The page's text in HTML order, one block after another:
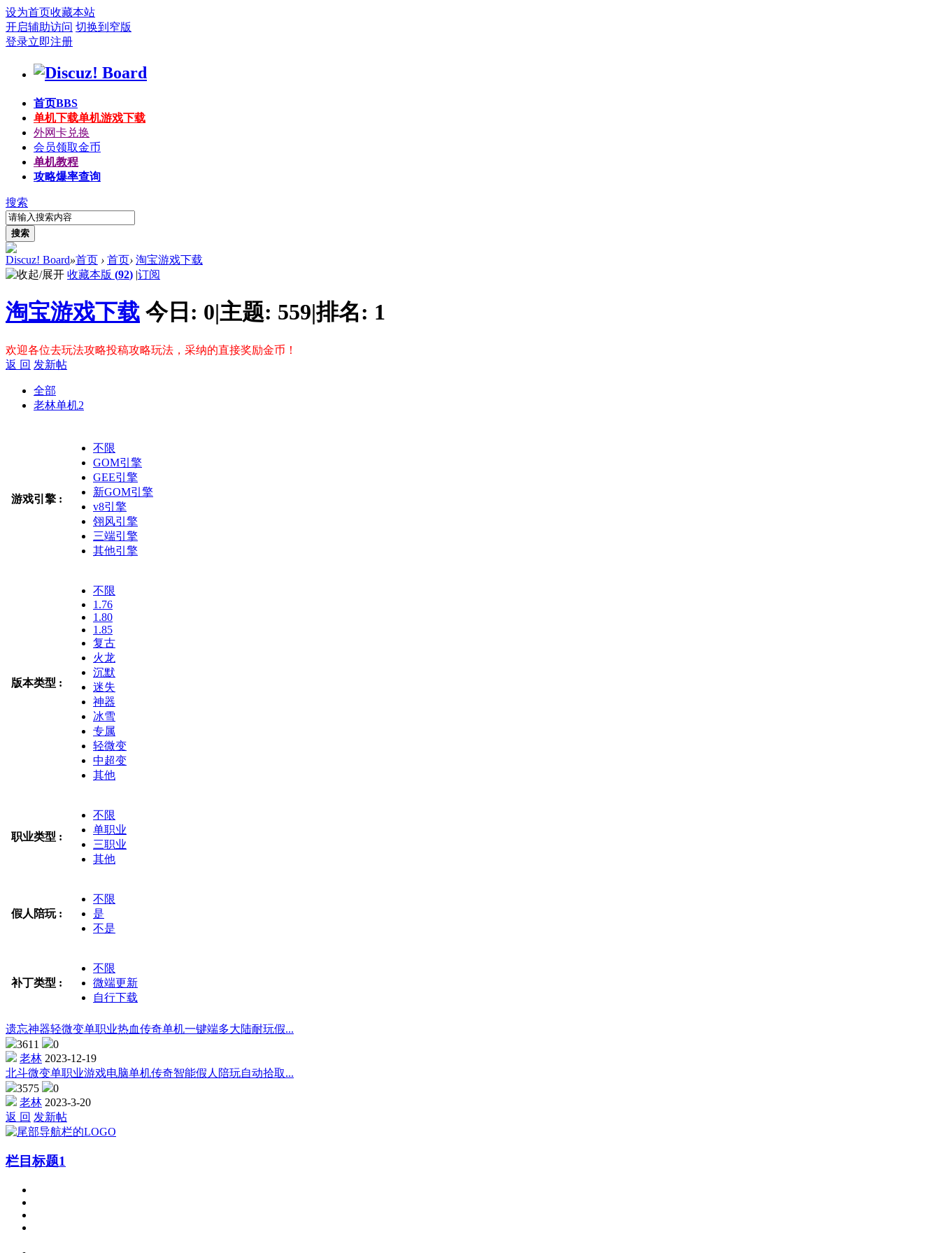
设为首页收藏本站
开启辅助访问 切换到窄版
登录立即注册
首页BBS
单机下载单机游戏下载
外网卡兑换
会员领取金币
单机教程
攻略爆率查询
搜索
搜索
Discuz! Board»首页 › 首页› 淘宝游戏下载
收藏本版 (92) |订阅
淘宝游戏下载 今日: 0|主题: 559|排名: 1
欢迎各位去玩法攻略投稿攻略玩法，采纳的直接奖励金币！
返 回 发新帖
全部
老林单机2
游戏引擎 :
不限
GOM引擎
GEE引擎
新GOM引擎
v8引擎
翎风引擎
三端引擎
其他引擎
版本类型 :
不限
1.76
1.80
1.85
复古
火龙
沉默
迷失
神器
冰雪
专属
轻微变
中超变
其他
职业类型 :
不限
单职业
三职业
其他
假人陪玩 :
不限
是
不是
补丁类型 :
不限
微端更新
自行下载
遗忘神器轻微变单职业热血传奇单机一键端多大陆耐玩假...
3611
0
老林 2023-12-19
北斗微变单职业游戏电脑单机传奇智能假人陪玩自动拾取...
3575
0
老林 2023-3-20
返 回 发新帖
栏目标题1